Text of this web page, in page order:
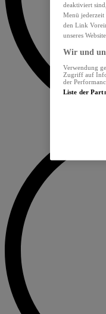
deaktiviert
Menü
den Link
unseres
Wir und
Verwendung
Zugriff auf
der
Liste der